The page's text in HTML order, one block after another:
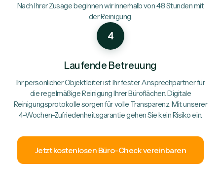
Nach Ihrer Zusage beginnen wir innerhalb von 48 Stunden mit
der Reinigung.
4
Laufende Betreuung
Ihr persönlicher Objektleiter ist Ihr fester Ansprechpartner für
die regelmäßige Reinigung Ihrer Büroflächen. Digitale
Reinigungsprotokolle sorgen für volle Transparenz. Mit unserer
4-Wochen-Zufriedenheitsgarantie gehen Sie kein Risiko ein.
Jetzt kostenlosen Büro-Check vereinbaren